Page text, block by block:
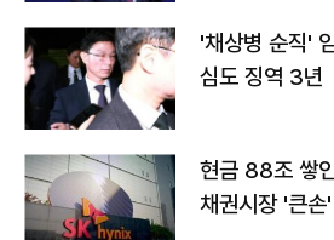
'채상병 순직'
심도 징역 3년
현금 88조 쌓
채권시장 '큰